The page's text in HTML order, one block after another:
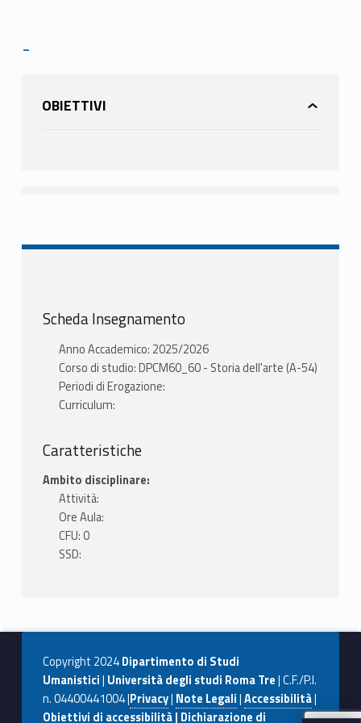
-
OBIETTIVI
Scheda Insegnamento
Anno Accademico: 2025/2026
Corso di studio: DPCM60_60 - Storia dell'arte (A-54)
Periodi di Erogazione:
Curriculum:
Caratteristiche
Ambito disciplinare:
Attività:
Ore Aula:
CFU: 0
SSD:
Copyright 2024Dipartimento di Studi
Umanistici| Università degli studi Roma Tre| C.F./P.I.
n. 04400441004 |Privacy| Note Legali|Accessibilità|
Obiettivi di accessibilità | Dichiarazione di